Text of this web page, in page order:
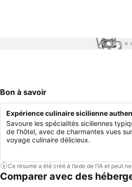
1 / 22
Bon à savoir
Expérience culinaire sicilienne
Savoure les spécialités siciliennes
de l'hôtel, avec de charmantes vues
voyage culinaire délicieux.
Ce résumé a été créé à l’aide de l’IA et peut
Comparer avec des